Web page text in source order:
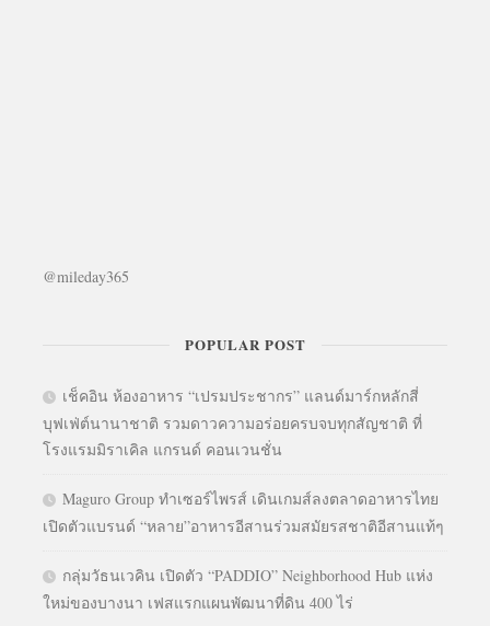
@mileday365
POPULAR POST
เช็คอิน ห้องอาหาร “เปรมประชากร” แลนด์มาร์กหลักสี่
บุฟเฟ่ต์นานาชาติ รวมดาวความอร่อยครบจบทุกสัญชาติ ที่
โรงแรมมิราเคิล แกรนด์ คอนเวนชั่น
Maguro Group ทำเซอร์ไพรส์ เดินเกมส์ลงตลาดอาหารไทย
เปิดตัวแบรนด์ “หลาย”อาหารอีสานร่วมสมัยรสชาติอีสานแท้ๆ
กลุ่มวัธนเวคิน เปิดตัว “PADDIO” Neighborhood Hub แห่ง
ใหม่ของบางนา เฟสแรกแผนพัฒนาที่ดิน 400 ไร่